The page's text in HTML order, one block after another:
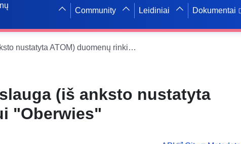
Community Leidiniai Dokumentai
INSPIRE atsisiuntimo paslauga (iš anksto nustatyta ATOM) duomenų rinkiniui "Oberwies"
(iš anksto nustatyta
"Oberwies"